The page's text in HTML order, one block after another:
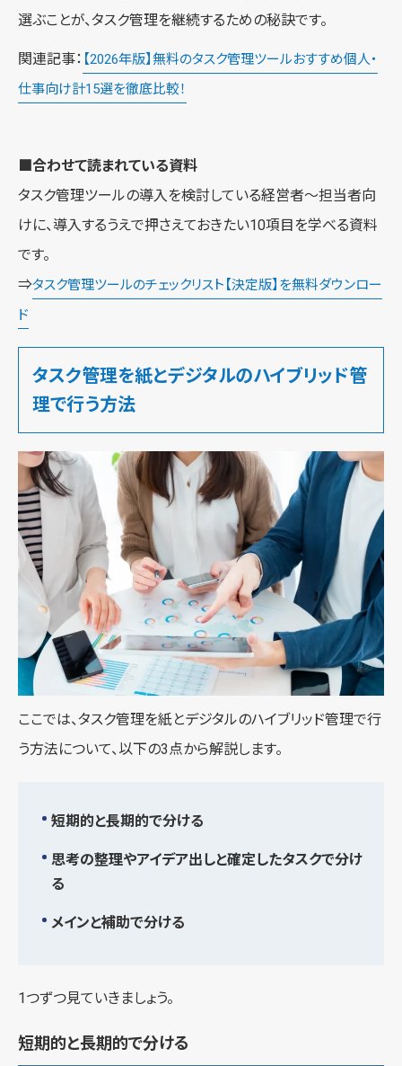
選ぶことが、タスク管理を継続するための秘訣です。
関連記事： 【2026年版】無料のタスク管理ツールおすすめ個人・
仕事向け計15選を徹底比較！
■合わせて読まれている資料
タスク管理ツールの導入を検討している経営者～担当者向
けに、導入するうえで押さえておきたい10項目を学べる資料
です。
⇒タスク管理ツールのチェックリスト【決定版】を無料ダウンロー
ド
タスク管理を紙とデジタルのハイブリッド管
理で行う方法
ここでは、タスク管理を紙とデジタルのハイブリッド管理で行
う方法について、以下の3点から解説します。
短期的と長期的で分ける
思考の整理やアイデア出しと確定したタスクで分け
る
メインと補助で分ける
1つずつ見ていきましょう。
短期的と長期的で分ける